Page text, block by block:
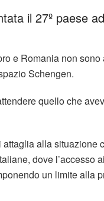
il 27º paese
e Romania non
Schengen.
quello che
alla situazione
dove l’accesso
un limite alla